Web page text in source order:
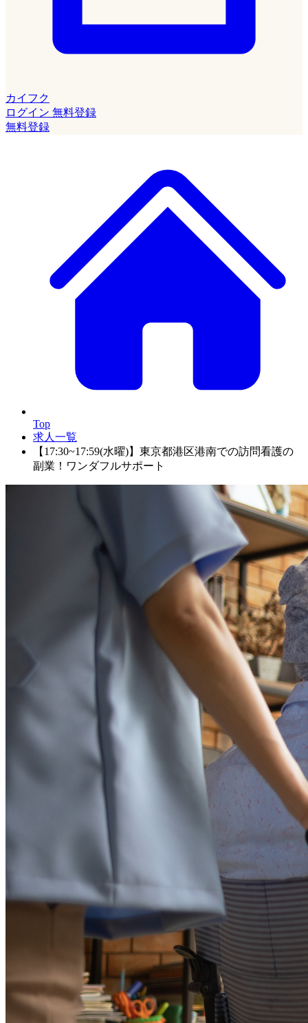
カイフク
ログイン 無料登録
無料登録
Top
求人一覧
【17:30~17:59(水曜)】東京都港区港南での訪問看護の
副業！ワンダフルサポート